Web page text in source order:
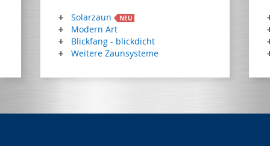
Solarzaun NEU
Modern Art
Blickfang - blickdicht
Weitere Zaunsysteme